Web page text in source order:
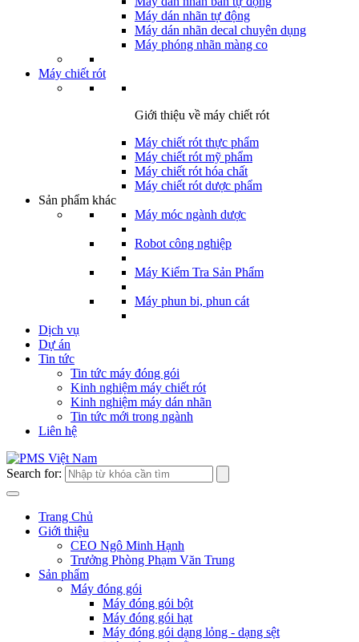
Máy dán nhãn tự động
Máy dán nhãn decal chuyên dụng
Máy phóng nhãn màng co
Máy chiết rót
Giới thiệu về máy chiết rót
Máy chiết rót thực phẩm
Máy chiết rót mỹ phẩm
Máy chiết rót hóa chất
Máy chiết rót dược phẩm
Sản phẩm khác
Máy móc ngành dược
Robot công nghiệp
Máy Kiểm Tra Sản Phẩm
Máy phun bi, phun cát
Dịch vụ
Dự án
Tin tức
Tin tức máy đóng gói
Kinh nghiệm máy chiết rót
Kinh nghiệm máy dán nhãn
Tin tức mới trong ngành
Liên hệ
Search for:
Trang Chủ
Giới thiệu
CEO Ngô Minh Hạnh
Trưởng Phòng Phạm Văn Trung
Sản phẩm
Máy đóng gói
Máy đóng gói bột
Máy đóng gói hạt
Máy đóng gói dạng lỏng - dạng sệt